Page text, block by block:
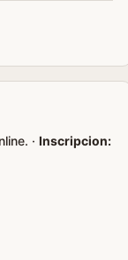
· Inscripcion: